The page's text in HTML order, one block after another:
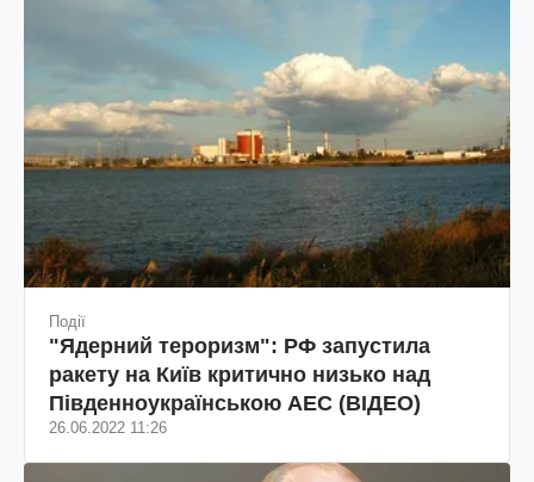
Події
"Ядерний тероризм": РФ запустила
ракету на Київ критично низько над
Південноукраїнською АЕС (ВІДЕО)
26.06.2022 11:26